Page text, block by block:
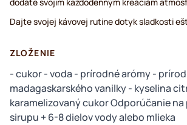
dodáte svojim každodenným kreáciám
Dajte svojej kávovej rutine dotyk sladkosti
ZLOŽENIE
- cukor - voda - prírodné arómy -
madagaskarského vanilky - kyselina
karamelizovaný cukor Odporúčanie na
sirupu + 6-8 dielov vody alebo mlieka